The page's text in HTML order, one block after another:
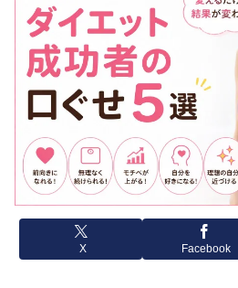
X Facebook